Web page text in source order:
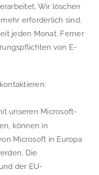
Wir löschen
erforderlich sind.
jeden Monat. Ferner
von E-
unseren Microsoft-
können in
Microsoft in Europa
Die
der EU-